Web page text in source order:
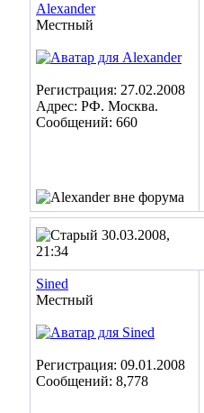
Alexander
Местный
Регистрация: 27.02.2008
Адрес: РФ. Москва.
Сообщений: 660
30.03.2008,
21:34
Sined
Местный
Регистрация: 09.01.2008
Сообщений: 8,778